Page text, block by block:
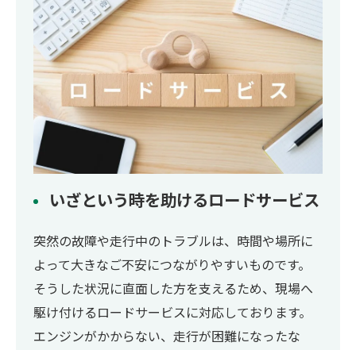
いざという時を助けるロードサービス
突然の故障や走行中のトラブルは、時間や場所に
よって大きなご不安につながりやすいものです。
そうした状況に直面した方を支えるため、現場へ
駆け付けるロードサービスに対応しております。
エンジンがかからない、走行が困難になったな